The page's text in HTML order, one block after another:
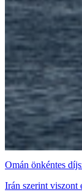
Omán önkéntes
Irán szerint viszont